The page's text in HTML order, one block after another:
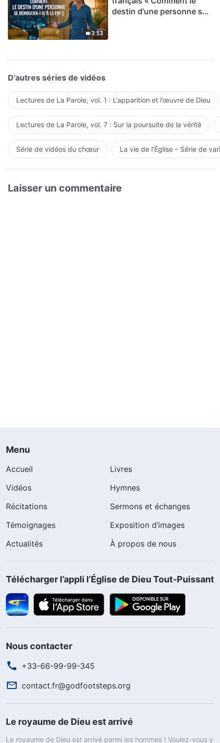
3:53
destin d'une personne se
D’autres séries de vidéos
Lectures de La Parole, vol. 1 : L’apparition et l’œuvre de Dieu
Lectures de La Parole, vol. 7 : Sur la poursuite de la vérité
Série de vidéos du chœur La vie de l’Église – Série de
Laisser un commentaire
Menu
Accueil
Livres
Vidéos
Hymnes
Récitations
Sermons et échanges
Témoignages
Exposition d’images
Actualités
À propos de nous
Télécharger l’appli l’Église de Dieu Tout-Puissant
Nous contacter
+33-66-99-99-345
contact.fr@godfootsteps.org
Le royaume de Dieu est arrivé
Le royaume de Dieu est arrivé parmi les hommes ! Voulez-vous y